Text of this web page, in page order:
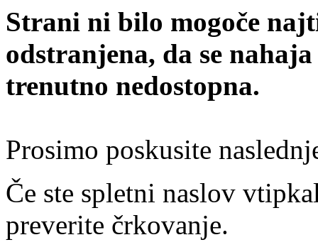
Strani ni bilo mogoče
odstranjena, da se
trenutno nedostopna.
Prosimo poskusite
Če ste spletni naslov
preverite črkovanje.